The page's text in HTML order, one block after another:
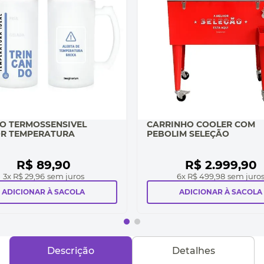
TERMOSSENSIVEL
TEMPERATURA
R$ 89,90
3x R$ 29,96 sem juros
ADICIONAR À SACOLA
CARRINHO COOLER COM
PEBOLIM SELEÇÃO
R$ 2.999,90
6x R$ 499,98 sem juros
ADICIONAR À SACOLA
Descrição Detalhes